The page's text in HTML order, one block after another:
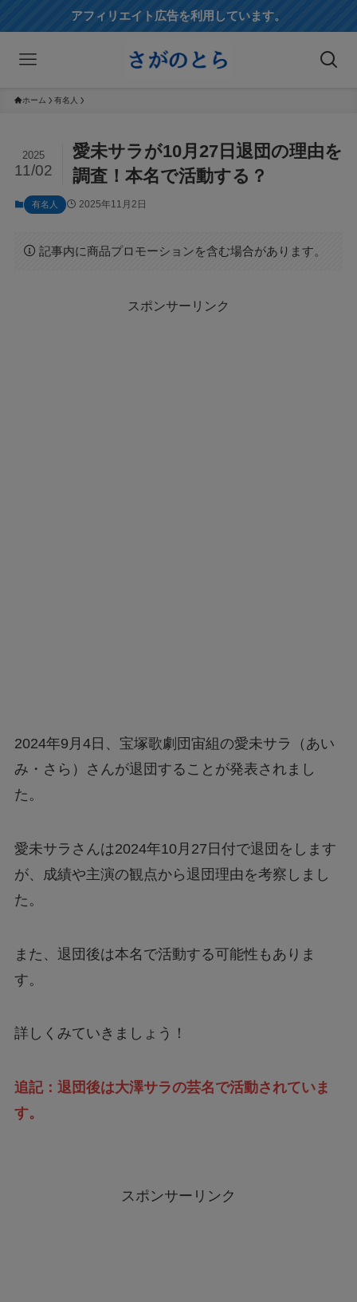
アフィリエイト広告を利用しています。
ホーム 有名人
愛未サラが10月27日退団の理由を
調査！本名で活動する？
2025
11/02
有名人 2025年11月2日
記事内に商品プロモーションを含む場合があります。
スポンサーリンク
2024年9月4日、宝塚歌劇団宙組の愛未サラ（あい
み・さら）さんが退団することが発表されまし
た。
愛未サラさんは2024年10月27日付で退団をします
が、成績や主演の観点から退団理由を考察しまし
た。
また、退団後は本名で活動する可能性もありま
す。
詳しくみていきましょう！
追記：退団後は大澤サラの芸名で活動されていま
す。
スポンサーリンク